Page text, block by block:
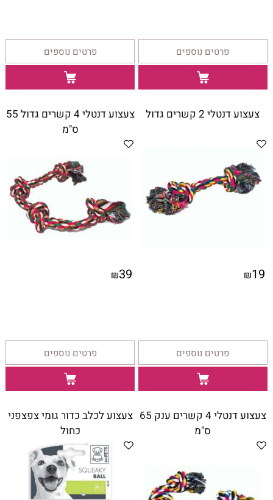
פרטים נוספים פרטים נוספים
צעצוע דנטלי 2 קשרים גדול
₪19
פרטים נוספים
צעצוע דנטלי 4 קשרים גדול 55
ס"מ
₪39
פרטים נוספים
צעצוע דנטלי 4 קשרים ענק 65
ס"מ
צעצוע לכלב כדור גומי צפצפני
כחול